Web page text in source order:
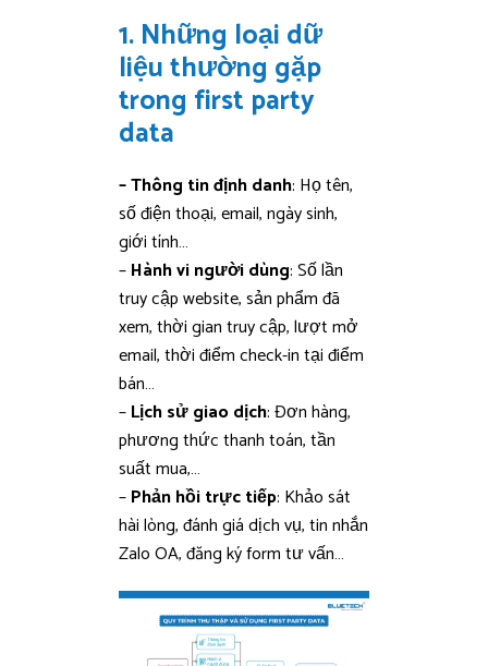
1. Những loại dữ
liệu thường gặp
trong first party
data
– Thông tin định danh: Họ tên,
số điện thoại, email, ngày sinh,
giới tính…
–Hành vi người dùng: Số lần
truy cập website, sản phẩm đã
xem, thời gian truy cập, lượt mở
email, thời điểm check-in tại điểm
bán…
–Lịch sử giao dịch: Đơn hàng,
phương thức thanh toán, tần
suất mua,…
–Phản hồi trực tiếp: Khảo sát
hài lòng, đánh giá dịch vụ, tin nhắn
Zalo OA, đăng ký form tư vấn…